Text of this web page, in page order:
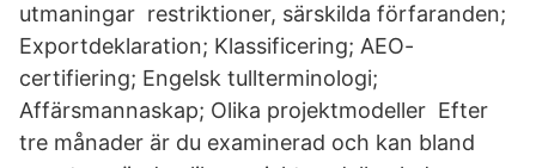
utmaningar restriktioner, särskilda förfaranden;
Exportdeklaration; Klassificering; AEO-
certifiering; Engelsk tullterminologi;
Affärsmannaskap; Olika projektmodeller Efter
tre månader är du examinerad och kan bland